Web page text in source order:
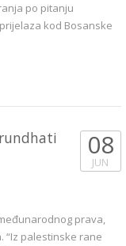
po pitanju
kod Bosanske
08
JUN
prava,
“Iz palestinske rane